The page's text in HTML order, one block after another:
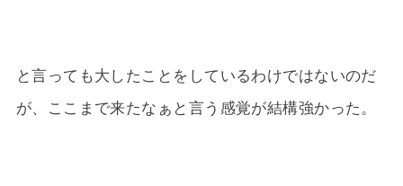
と言っても大したことをしているわけではないのだ
が、ここまで来たなぁと言う感覚が結構強かった。